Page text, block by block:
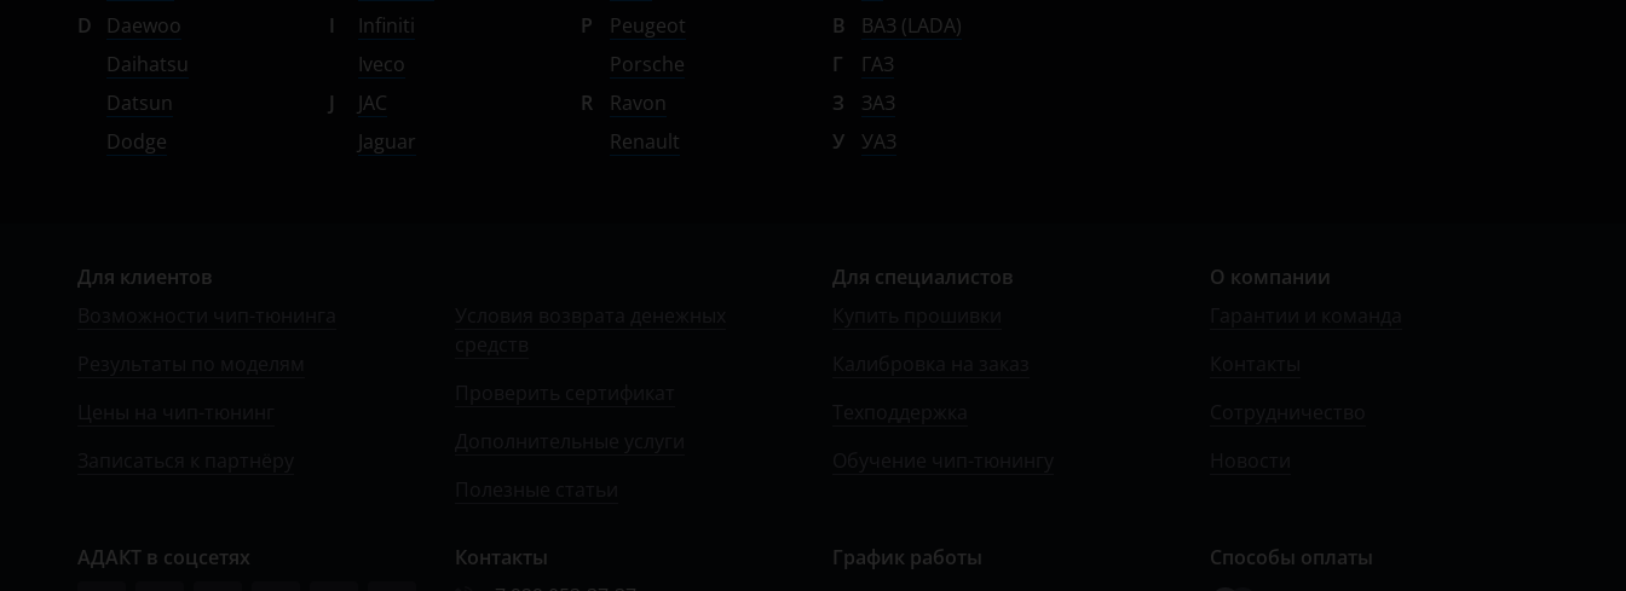
ЗАЗ
УАЗ
D
Daewoo
Daihatsu
Datsun
Dodge
I
Infiniti
Iveco
J
JAC
Jaguar
P
Peugeot
Porsche
R
Ravon
Renault
В
ВАЗ (LADA)
Г
ГАЗ
З
ЗАЗ
У
УАЗ
Для клиентов
Для специалистов
О компании
АДАКТ в соцсетях
Контакты
График работы Способы оплаты